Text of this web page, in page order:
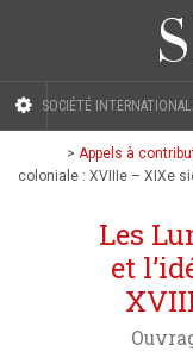
SOCIÉTÉ
> Appels à
coloniale : XVIIIe – XIXe
Les
et